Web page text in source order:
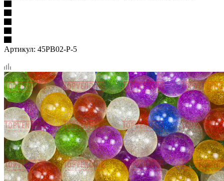
Артикул: 45PB02-P-5